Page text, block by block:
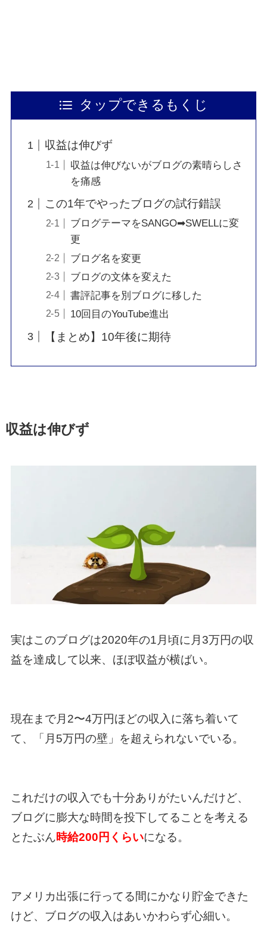
タップできるもくじ
収益は伸びず
収益は伸びないがブログの素晴らしさ
を痛感
この1年でやったブログの試行錯誤
ブログテーマをSANGO➡︎SWELLに変
更
ブログ名を変更
ブログの文体を変えた
書評記事を別ブログに移した
10回目のYouTube進出
【まとめ】10年後に期待
収益は伸びず
実はこのブログは2020年の1月頃に月3万円の収
益を達成して以来、ほぼ収益が横ばい。
現在まで月2〜4万円ほどの収入に落ち着いて
て、「月5万円の壁」を超えられないでいる。
これだけの収入でも十分ありがたいんだけど、
ブログに膨大な時間を投下してることを考える
とたぶん時給200円くらいになる。
アメリカ出張に行ってる間にかなり貯金できた
けど、ブログの収入はあいかわらず心細い。